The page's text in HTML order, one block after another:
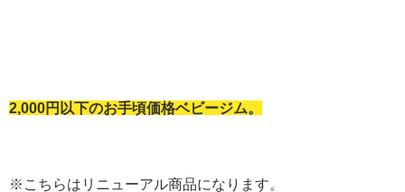
2,000円以下のお手頃価格ベビージム。
※こちらはリニューアル商品になります。